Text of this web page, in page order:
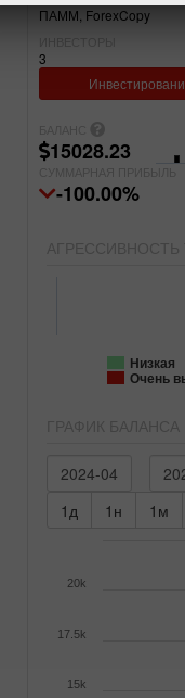
ПАММ ForexCopy
3
15028.23
-100.00%
Низкая
Очень
1д 1н 1м
15k
17.5k
20k